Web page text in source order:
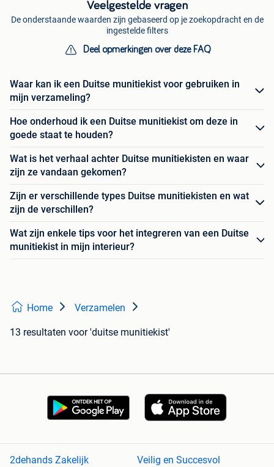
Veelgestelde vragen
De onderstaande waarden zijn gebaseerd op je zoekopdracht en de
ingestelde filters
Deel opmerkingen over deze FAQ
Waar kan ik een Duitse munitiekist voor gebruiken in
mijn verzameling?
Hoe onderhoud ik een Duitse munitiekist om deze in
goede staat te houden?
Wat is het verhaal achter Duitse munitiekisten en waar
zijn ze vandaan gekomen?
Zijn er verschillende types Duitse munitiekisten en wat
zijn de verschillen?
Wat zijn enkele tips voor het integreren van een Duitse
munitiekist in mijn interieur?
Home Verzamelen
13 resultaten voor 'duitse munitiekist'
2dehands Zakelijk Veilig en Succesvol